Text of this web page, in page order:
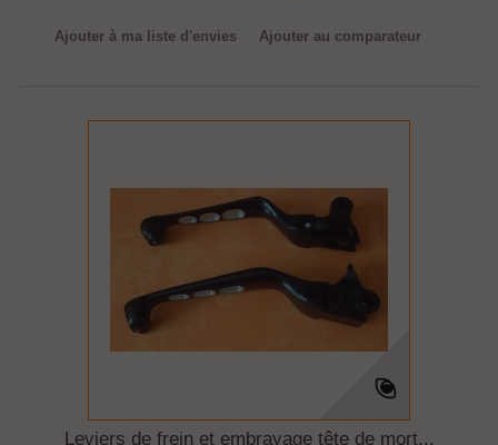
Ajouter à ma liste d'envies Ajouter au comparateur
Leviers de frein et embrayage tête de mort...